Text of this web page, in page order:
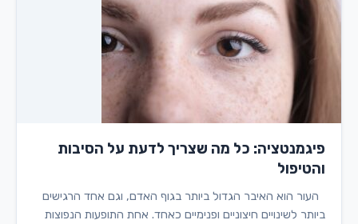
לדעת
מראש
פיגמנטציה: כל מה שצריך לדעת על הסיבות
והטיפול
העור הוא האיבר הגדול ביותר בגוף האדם, וגם אחד הרגישים
ביותר לשינויים חיצוניים ופנימיים כאחד. אחת התופעות הנפוצות